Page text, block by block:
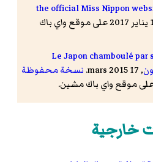
the official Miss Nippon
18 يناير 2017 على موقع واي باك
« Le Japon chamboulé
, 17 mars 2015.
نسخة محفوظة
خارجية